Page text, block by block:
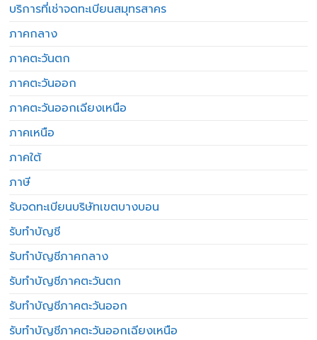
บริการที่เช่าจดทะเบียนสมุทรสาคร
ภาคกลาง
ภาคตะวันตก
ภาคตะวันออก
ภาคตะวันออกเฉียงเหนือ
ภาคเหนือ
ภาคใต้
ภาษี
รับจดทะเบียนบริษัทเขตบางบอน
รับทำบัญชี
รับทำบัญชีภาคกลาง
รับทำบัญชีภาคตะวันตก
รับทำบัญชีภาคตะวันออก
รับทำบัญชีภาคตะวันออกเฉียงเหนือ